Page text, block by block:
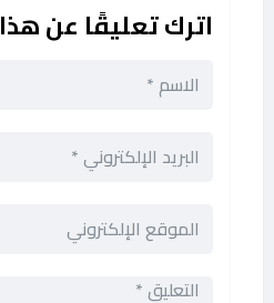
اترك تعليقًا عن هذا